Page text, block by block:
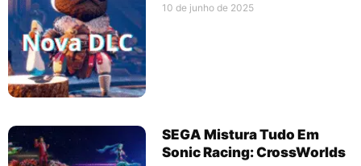
10 de junho de 2025
SEGA Mistura Tudo Em
Sonic Racing: CrossWorlds